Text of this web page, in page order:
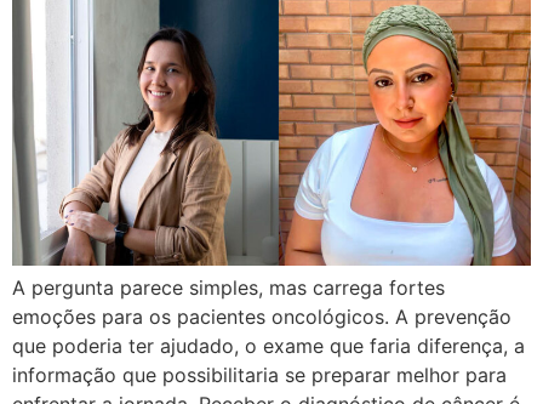
A pergunta parece simples, mas carrega fortes
emoções para os pacientes oncológicos. A prevenção
que poderia ter ajudado, o exame que faria diferença, a
informação que possibilitaria se preparar melhor para